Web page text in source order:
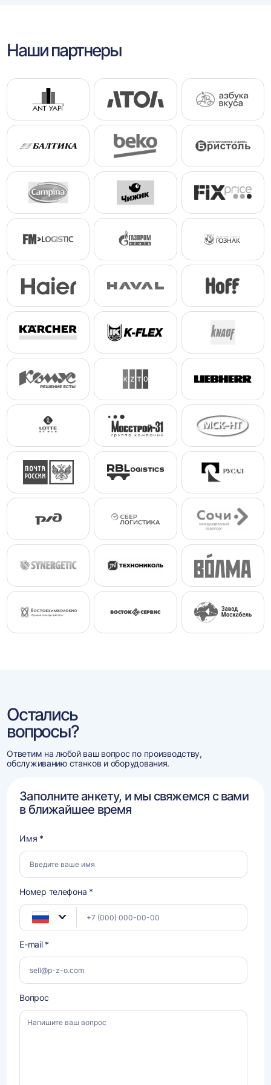
Наши партнеры
Остались
вопросы?
Ответим на любой ваш вопрос по производству,
обслуживанию станков и оборудования.
Заполните анкету, и мы свяжемся с вами
в ближайшее время
Имя *
Номер телефона *
E-mail *
Вопрос